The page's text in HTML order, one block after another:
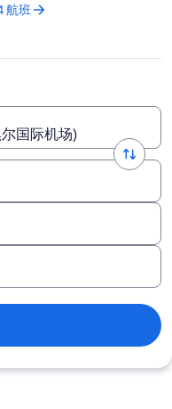
航班
国际机场)